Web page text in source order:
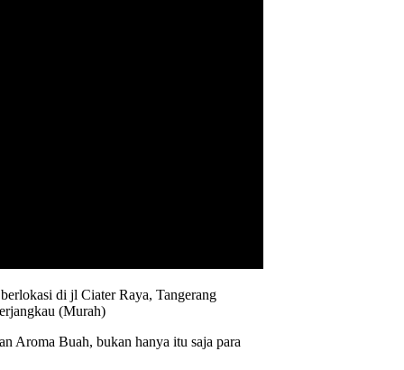
di jl Ciater Raya, Tangerang
(Murah)
Aroma Buah, bukan hanya itu saja para